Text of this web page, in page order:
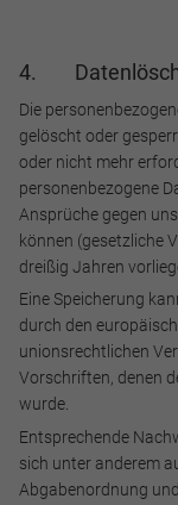
4.
Die
gelöscht oder
oder nicht mehr
personenbezogene
Ansprüche gegen
können (gesetzliche
dreißig Jahren
Eine Speicherung
durch den
unionsrechtlichen
Vorschriften, denen
wurde.
Entsprechende
sich unter anderem
Abgabenordnung